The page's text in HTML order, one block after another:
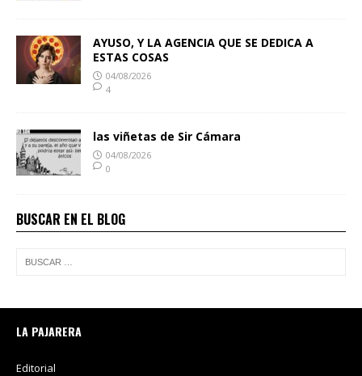
AYUSO, Y LA AGENCIA QUE SE DEDICA A
ESTAS COSAS
04/08/2026
4
las viñetas de Sir Cámara
04/08/2026
0
BUSCAR EN EL BLOG
LA PAJARERA
Editorial